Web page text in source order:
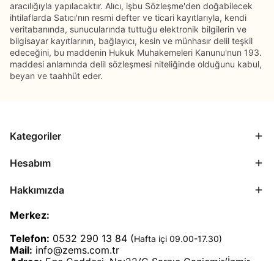
aracılığıyla yapılacaktır. Alıcı, işbu Sözleşme'den doğabilecek
ihtilaflarda Satıcı'nın resmi defter ve ticari kayıtlarıyla, kendi
veritabanında, sunucularında tuttuğu elektronik bilgilerin ve
bilgisayar kayıtlarının, bağlayıcı, kesin ve münhasır delil teşkil
edeceğini, bu maddenin Hukuk Muhakemeleri Kanunu'nun 193.
maddesi anlamında delil sözleşmesi niteliğinde olduğunu kabul,
beyan ve taahhüt eder.
Kategoriler
Hesabım
Hakkımızda
Merkez:
Telefon: 0532 290 13 84 (Hafta içi 09.00-17.30)
Mail: info@zems.com.tr